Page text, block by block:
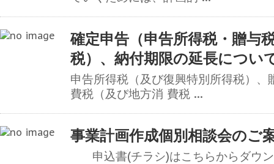
確定申告（申告所得税・贈与
税）、納付期限の延長につい
申告所得税（及び復興特別所得税）
費税（及び地方消 費税 ...
事業計画作成個別相談会のご
申込書(チラシ)はこちらからダウ